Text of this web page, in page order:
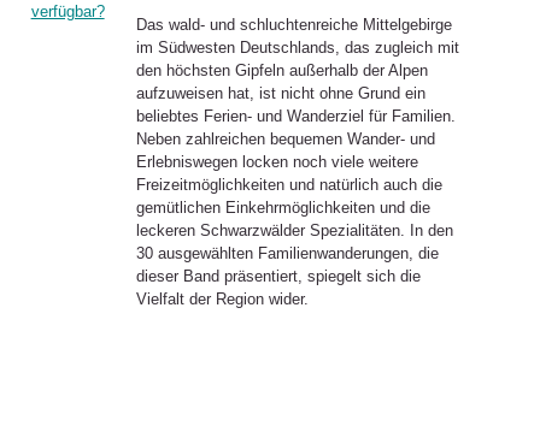
verfügbar?
Das wald- und schluchtenreiche Mittelgebirge
im Südwesten Deutschlands, das zugleich mit
den höchsten Gipfeln außerhalb der Alpen
aufzuweisen hat, ist nicht ohne Grund ein
beliebtes Ferien- und Wanderziel für Familien.
Neben zahlreichen bequemen Wander- und
Erlebniswegen locken noch viele weitere
Freizeitmöglichkeiten und natürlich auch die
gemütlichen Einkehrmöglichkeiten und die
leckeren Schwarzwälder Spezialitäten. In den
30 ausgewählten Familienwanderungen, die
dieser Band präsentiert, spiegelt sich die
Vielfalt der Region wider.